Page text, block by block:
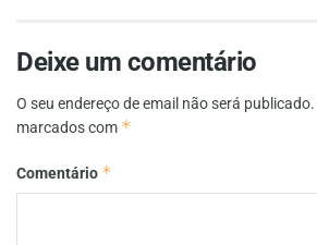
Deixe um comentário
O seu endereço de email não será publicado.
marcados com *
Comentário *